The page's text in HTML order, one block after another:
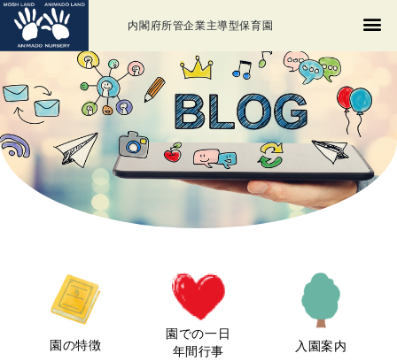
内閣府所管企業主導型保育園
園の特徴
園での一日
年間行事
入園案内